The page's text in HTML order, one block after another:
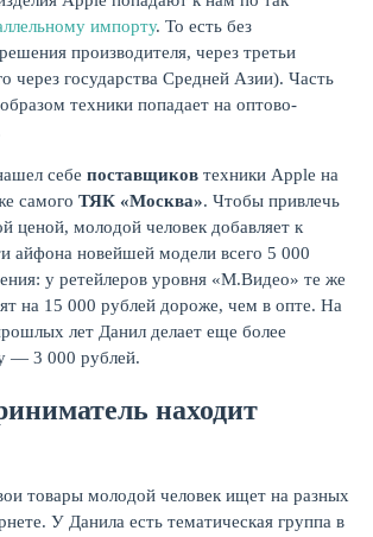
ЕЩЁ
импорту. То есть без
производителя, через третьи
через государства Средней Азии). Часть
техники попадает на оптово-
себе поставщиков техники Apple на
самого ТЯК «Москва». Чтобы привлечь
ценой, молодой человек добавляет к
айфона новейшей модели всего 5 000
у ретейлеров уровня «М.Видео» те же
на 15 000 рублей дороже, чем в опте. На
лет Данил делает еще более
— 3 000 рублей.
находит
товары молодой человек ищет на разных
У Данила есть тематическая группа в